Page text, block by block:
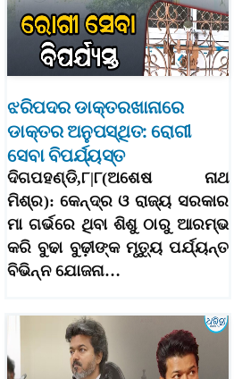
ଝରିପଦର ଡାକ୍ତରଖାନାରେ
ଡାକ୍ତର ଅନୁପସ୍ଥିତ: ରୋଗୀ
ସେବା ବିପର୍ଯ୍ୟସ୍ତ
ଦିଗପହଣ୍ଡି,୮|୮(ଅଶେଷ ନାଥ
ମିଶ୍ର): କେନ୍ଦ୍ର ଓ ରାଜ୍ୟ ସରକାର
ମା ଗର୍ଭରେ ଥିବା ଶିଶୁ ଠାରୁ ଆରମ୍ଭ
କରି ବୁଢା ବୁଢ଼ୀଙ୍କ ମୃତ୍ୟୁ ପର୍ଯ୍ୟନ୍ତ
ବିଭିନ୍ନ ଯୋଜନା…